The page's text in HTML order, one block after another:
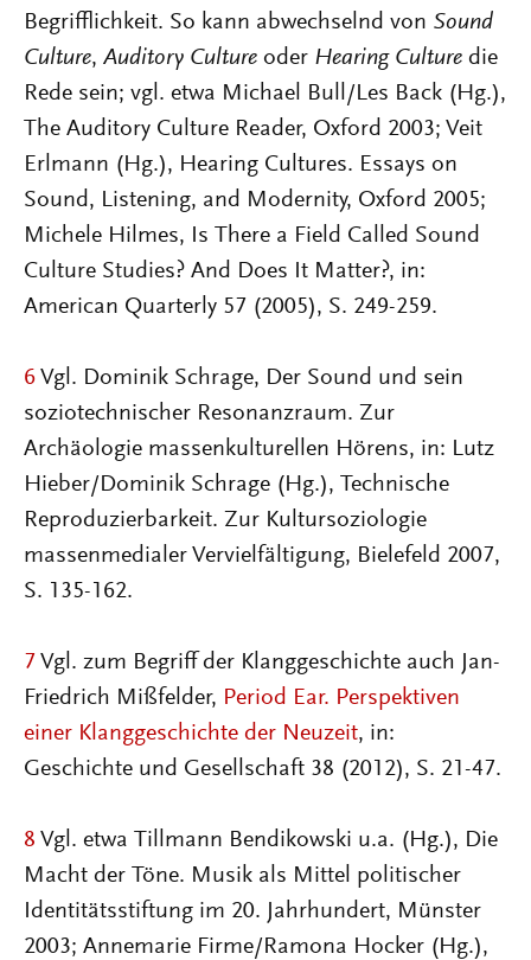
Begrifflichkeit. So kann abwechselnd von Sound
Culture, Auditory Culture oder Hearing Culture die
Rede sein; vgl. etwa Michael Bull/Les Back (Hg.),
The Auditory Culture Reader, Oxford 2003; Veit
Erlmann (Hg.), Hearing Cultures. Essays on
Sound, Listening, and Modernity, Oxford 2005;
Michele Hilmes, Is There a Field Called Sound
Culture Studies? And Does It Matter?, in:
American Quarterly 57 (2005), S. 249-259.
6 Vgl. Dominik Schrage, Der Sound und sein
soziotechnischer Resonanzraum. Zur
Archäologie massenkulturellen Hörens, in: Lutz
Hieber/Dominik Schrage (Hg.), Technische
Reproduzierbarkeit. Zur Kultursoziologie
massenmedialer Vervielfältigung, Bielefeld 2007,
S. 135-162.
7 Vgl. zum Begriff der Klanggeschichte auch Jan-
Friedrich Mißfelder, Period Ear. Perspektiven
einer Klanggeschichte der Neuzeit, in:
Geschichte und Gesellschaft 38 (2012), S. 21-47.
8 Vgl. etwa Tillmann Bendikowski u.a. (Hg.), Die
Macht der Töne. Musik als Mittel politischer
Identitätsstiftung im 20. Jahrhundert, Münster
2003; Annemarie Firme/Ramona Hocker (Hg.),